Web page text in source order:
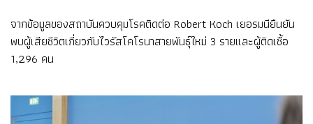
จากข้อมูลของสถาบันควบคุมโรคติดต่อ Robert Koch เยอรมนียืนยัน
พบผู้เสียชีวิตเกี่ยวกับไวรัสโคโรนาสายพันธุ์ใหม่ 3 รายและผู้ติดเชื้อ
1,296 คน